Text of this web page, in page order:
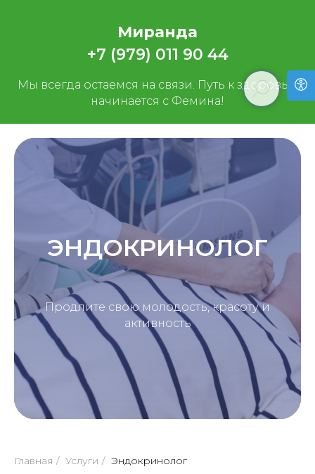
Миранда
+7 (979) 011 90 44
Мы всегда остаемся на связи. Путь к здоровью
начинается с Фемина!
ЭНДОКРИНОЛОГ
Продлите свою молодость, красоту и
активность
Главная / Услуги / Эндокринолог